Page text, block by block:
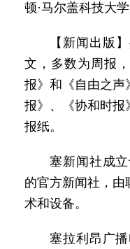
顿·马尔盖科技大学
【新闻出版
文，多数为周报
报》和《自由之声
报》、《协和时报
报纸。
塞新闻社成
的官方新闻社，由
术和设备。
塞拉利昂广